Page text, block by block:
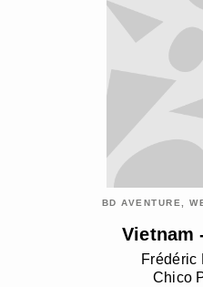
BD AVENTURE,
Vietnam
Frédéric
Chico